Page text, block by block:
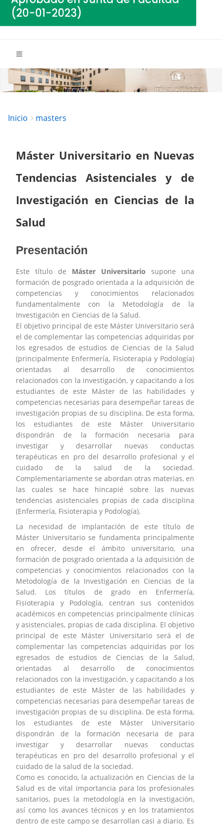
Breadcrumbs
You
Inicio masters
Máster Universitario en Nuevas
Tendencias Asistenciales y de
Investigación en Ciencias de la
Salud
Presentación
Este título de Máster Universitario supone una
formación de posgrado orientada a la adquisición de
competencias y conocimientos relacionados
fundamentalmente con la Metodología de la
Investigación en Ciencias de la Salud.
El objetivo principal de este Máster Universitario será
el de complementar las competencias adquiridas por
los egresados de estudios de Ciencias de la Salud
(principalmente Enfermería, Fisioterapia y Podología)
orientadas al desarrollo de conocimientos
relacionados con la investigación, y capacitando a los
estudiantes de este Máster de las habilidades y
competencias necesarias para desempeñar tareas de
investigación propias de su disciplina. De esta forma,
los estudiantes de este Máster Universitario
dispondrán de la formación necesaria para
investigar y desarrollar nuevas conductas
terapéuticas en pro del desarrollo profesional y el
cuidado de la salud de la sociedad.
Complementariamente se abordan otras materias, en
las cuales se hace hincapié sobre las nuevas
tendencias asistenciales propias de cada disciplina
(Enfermería, Fisioterapia y Podología).
La necesidad de implantación de este título de
Máster Universitario se fundamenta principalmente
en ofrecer, desde el ámbito universitario, una
formación de posgrado orientada a la adquisición de
competencias y conocimientos relacionados con la
Metodología de la Investigación en Ciencias de la
Salud. Los títulos de grado en Enfermería,
Fisioterapia y Podología, centran sus contenidos
académicos en competencias principalmente clínicas
y asistenciales, propias de cada disciplina. El objetivo
principal de este Máster Universitario será el de
complementar las competencias adquiridas por los
egresados de estudios de Ciencias de la Salud,
orientadas al desarrollo de conocimientos
relacionados con la investigación, y capacitando a los
estudiantes de este Máster de las habilidades y
competencias necesarias para desempeñar tareas de
investigación propias de su disciplina. De esta forma,
los estudiantes de este Máster Universitario
dispondrán de la formación necesaria de para
investigar y desarrollar nuevas conductas
terapéuticas en pro del desarrollo profesional y el
cuidado de la salud de la sociedad.
Como es conocido, la actualización en Ciencias de la
Salud es de vital importancia para los profesionales
sanitarios, pues la metodología en la investigación,
así como los avances técnicos y en los tratamientos
dentro de este campo se desarrollan casi a diario. Es